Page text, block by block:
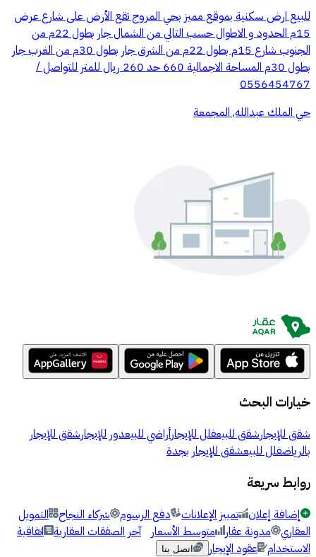
للبيع ارض سكنية بموقع مميز بحي المروج تقع الأرض على شارع عرض
15م الحدود و الاطوال حسب التالي من الشمال جار بطول 22م من
الجنوب شارع 15م بطول 22م من الشرق جار بطول 30م من الغرب جار
بطول 30م المساحة الاجمالية 660 حد 260 ريال للمتر للتواصل /
0556454767
حي الملك عبدالله, المجمعة
خيارات البحث
شقق للإيجارشقق للبيعفلل للإيجارأراضي للبيعدور للإيجارشقق للإيجار
بالرياضفلل للبيعشقق للإيجار بجدة
روابط سريعة
إضافة إعلان تمييز الإعلانات دفع الرسوم شركاء النجاح
التمويل
العقاري
مدونة عقار متوسط الأسعار آخر الصفقات العقارية
اتفاقية
الاستخدام عقود الإيجار اتصل بنا